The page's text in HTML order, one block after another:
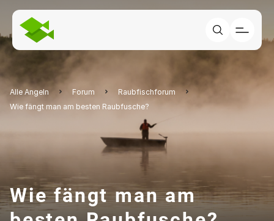
Alle Angeln Forum
Raubfischforum
Wie fängt man am besten Raubfusche?
Wie fängt man am